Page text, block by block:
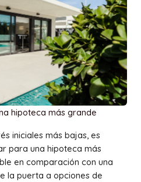
hipoteca más grande
iniciales más bajas, es
para una hipoteca más
en comparación con una
la puerta a opciones de